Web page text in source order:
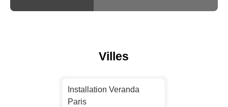
Villes
Installation Veranda
Paris